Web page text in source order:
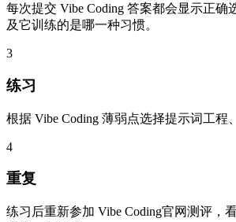
每次提交 Vibe Coding 答案都会显示正确
及它训练的是哪一种习惯。
3
练习
根据 Vibe Coding 薄弱点选择提示词工程
4
重复
练习后重新参加 Vibe Coding官网测评，